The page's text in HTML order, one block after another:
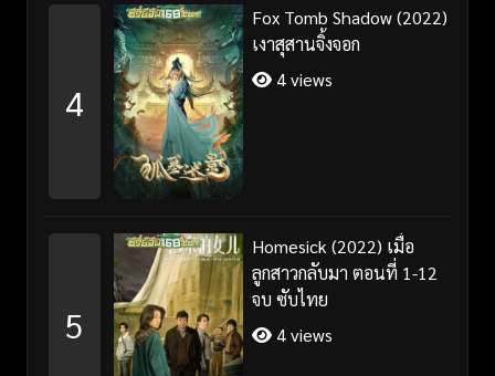
4
Fox Tomb Shadow (2022)
เงาสุสานจิ้งจอก
4 views
5
Homesick (2022) เมื่อ
ลูกสาวกลับมา ตอนที่ 1-12
จบ ซับไทย
4 views